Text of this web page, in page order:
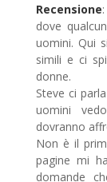
Recensione
dove
uomini. Qui
simili e ci
donne.
Steve ci
uomini
dovranno
Non è il
pagine mi
domande